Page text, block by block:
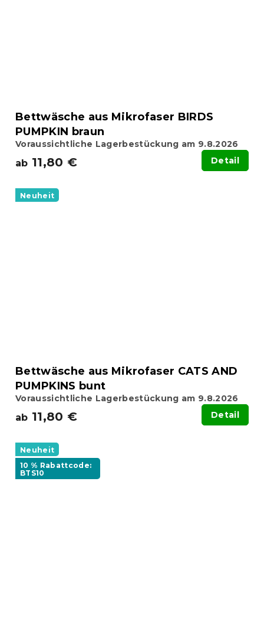
Bettwäsche aus Mikrofaser BIRDS
PUMPKIN braun
Voraussichtliche Lagerbestückung am 9.8.2026
ab 11,80 € Detail
Neuheit
Bettwäsche aus Mikrofaser CATS AND
PUMPKINS bunt
Voraussichtliche Lagerbestückung am 9.8.2026
ab 11,80 € Detail
Neuheit
10 % Rabattcode:
BTS10